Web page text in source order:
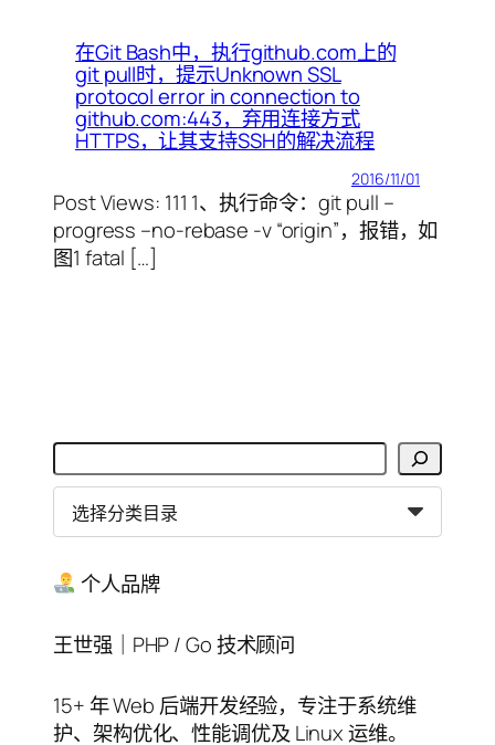
在Git Bash中，执行github.com上的
git pull时，提示Unknown SSL
protocol error in connection to
github.com:443，弃用连接方式
HTTPS，让其支持SSH的解决流程
2016/11/01
Post Views: 111 1、执行命令：git pull –
progress –no-rebase -v “origin”，报错，如
图1 fatal […]
搜
索
分
录 个人品牌
王世强｜PHP / Go 技术顾问
15+ 年 Web 后端开发经验，专注于系统维
护、架构优化、性能调优及 Linux 运维。